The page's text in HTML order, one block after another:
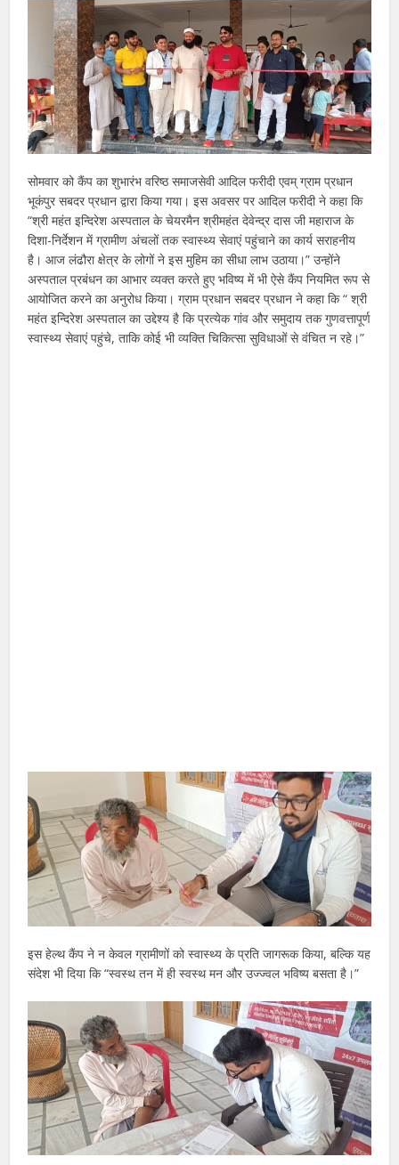
सोमवार को कैंप का शुभारंभ वरिष्ठ समाजसेवी आदिल फरीदी एवम् ग्राम प्रधान
भूकंपुर सबदर प्रधान द्वारा किया गया। इस अवसर पर आदिल फरीदी ने कहा कि
“श्री महंत इन्दिरेश अस्पताल के चेयरमैन श्रीमहंत देवेन्द्र दास जी महाराज के
दिशा-निर्देशन में ग्रामीण अंचलों तक स्वास्थ्य सेवाएं पहुंचाने का कार्य सराहनीय
है। आज लंढौरा क्षेत्र के लोगों ने इस मुहिम का सीधा लाभ उठाया।” उन्होंने
अस्पताल प्रबंधन का आभार व्यक्त करते हुए भविष्य में भी ऐसे कैंप नियमित रूप से
आयोजित करने का अनुरोध किया। ग्राम प्रधान सबदर प्रधान ने कहा कि “ श्री
महंत इन्दिरेश अस्पताल का उद्देश्य है कि प्रत्येक गांव और समुदाय तक गुणवत्तापूर्ण
स्वास्थ्य सेवाएं पहुंचे, ताकि कोई भी व्यक्ति चिकित्सा सुविधाओं से वंचित न रहे।”
इस हेल्थ कैंप ने न केवल ग्रामीणों को स्वास्थ्य के प्रति जागरूक किया, बल्कि यह
संदेश भी दिया कि “स्वस्थ तन में ही स्वस्थ मन और उज्ज्वल भविष्य बसता है।”